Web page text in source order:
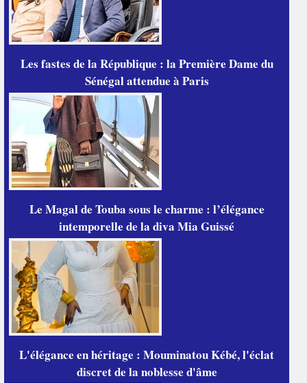
Les fastes de la République : la Première Dame du
Sénégal attendue à Paris
Le Magal de Touba sous le charme : l’élégance
intemporelle de la diva Mia Guissé
L'élégance en héritage : Mouminatou Kébé, l'éclat
discret de la noblesse d'âme